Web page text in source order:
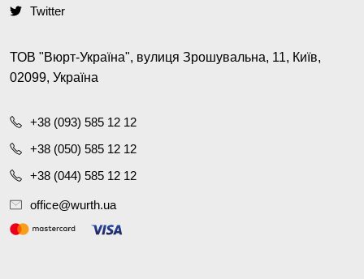
Twitter
ТОВ "Вюрт-Україна", вулиця Зрошувальна, 11, Київ,
02099, Україна
+38 (093) 585 12 12
+38 (050) 585 12 12
+38 (044) 585 12 12
office@wurth.ua